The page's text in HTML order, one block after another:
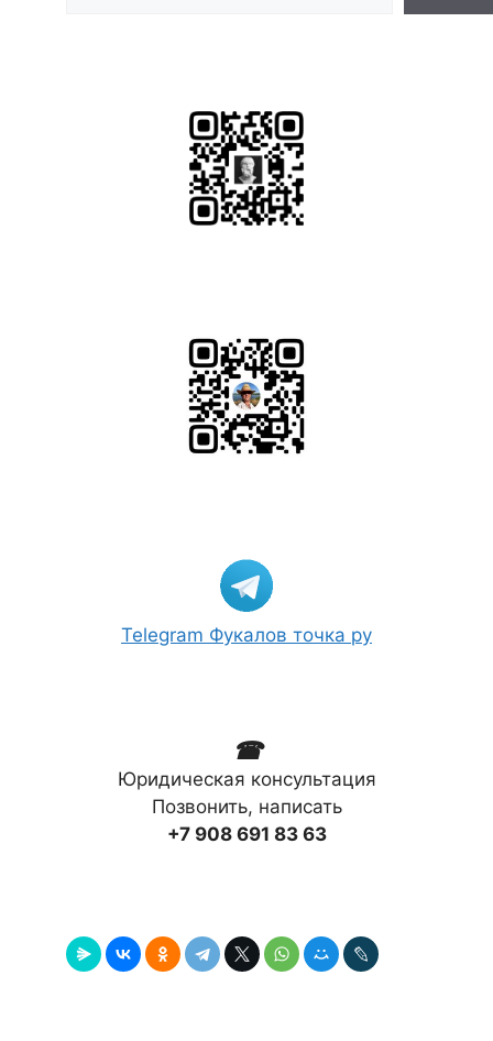
Telegram Фукалов точка ру
☎
Юридическая консультация
Позвонить, написать
+7 908 691 83 63